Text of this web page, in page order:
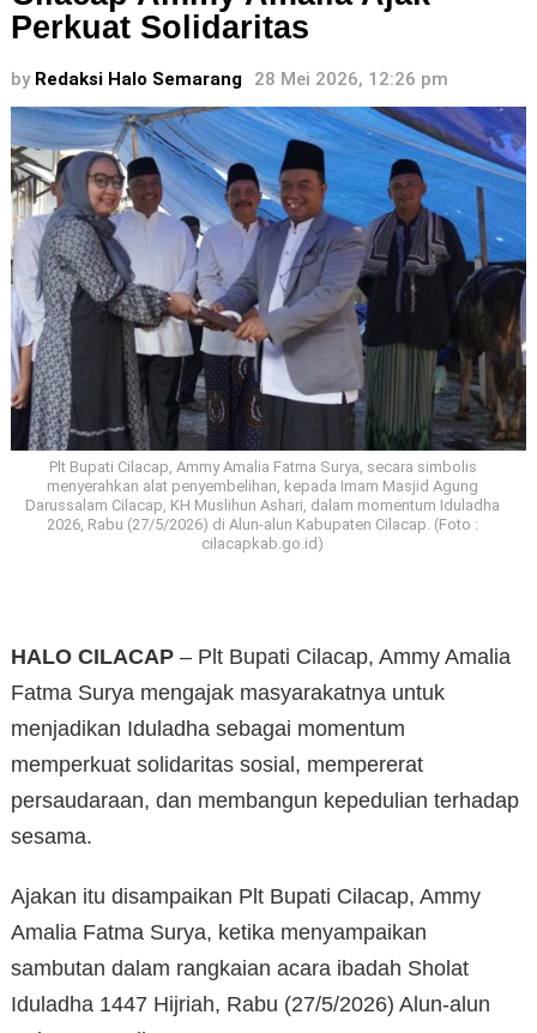
Perkuat Solidaritas
by Redaksi Halo Semarang 28 Mei 2026, 12:26 pm
Plt Bupati Cilacap, Ammy Amalia Fatma Surya, secara simbolis
menyerahkan alat penyembelihan, kepada Imam Masjid Agung
Darussalam Cilacap, KH Muslihun Ashari, dalam momentum Iduladha
2026, Rabu (27/5/2026) di Alun-alun Kabupaten Cilacap. (Foto :
cilacapkab.go.id)
HALO CILACAP – Plt Bupati Cilacap, Ammy Amalia
Fatma Surya mengajak masyarakatnya untuk
menjadikan Iduladha sebagai momentum
memperkuat solidaritas sosial, mempererat
persaudaraan, dan membangun kepedulian terhadap
sesama.
Ajakan itu disampaikan Plt Bupati Cilacap, Ammy
Amalia Fatma Surya, ketika menyampaikan
sambutan dalam rangkaian acara ibadah Sholat
Iduladha 1447 Hijriah, Rabu (27/5/2026) Alun-alun